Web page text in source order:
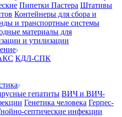
Пипетки Пастера Штативы
Контейнеры для сбора и
и транспортные системы
материалы для
и утилизации
КДЛ-СПК
гепатиты ВИЧ и ВИЧ-
Генетика человека Герпес-
септические инфекции